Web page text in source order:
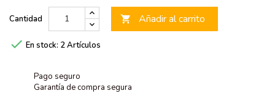
Cantidad  Añadir al carrito
 En stock: 2 Artículos
Pago seguro
Garantía de compra segura